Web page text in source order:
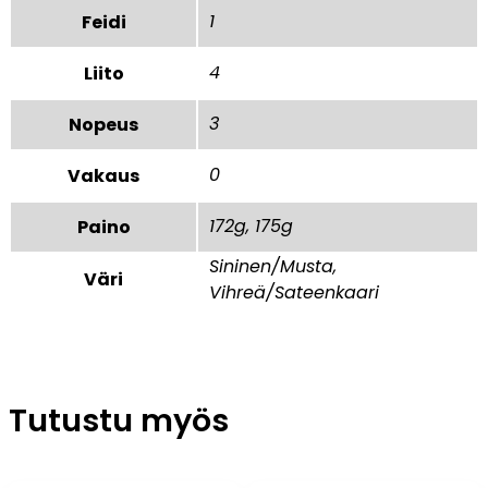
Feidi 1
Liito 4
Nopeus 3
Vakaus 0
Paino 172g, 175g
Väri
Sininen/Musta,
Vihreä/Sateenkaari
Tutustu myös